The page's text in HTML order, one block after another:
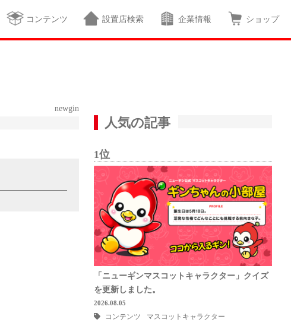
コンテンツ 設置店検索 企業情報 ショップ
newgin
人気の記事
1位
「ニューギンマスコットキャラクター」クイズ
を更新しました。
2026.08.05
コンテンツ マスコットキャラクター